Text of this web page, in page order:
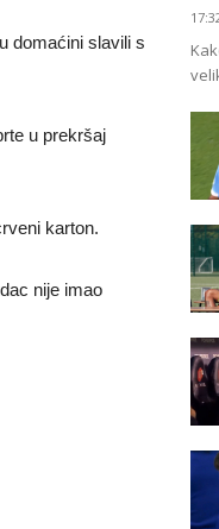
domaćini slavili s
u prekršaj
karton.
nije imao